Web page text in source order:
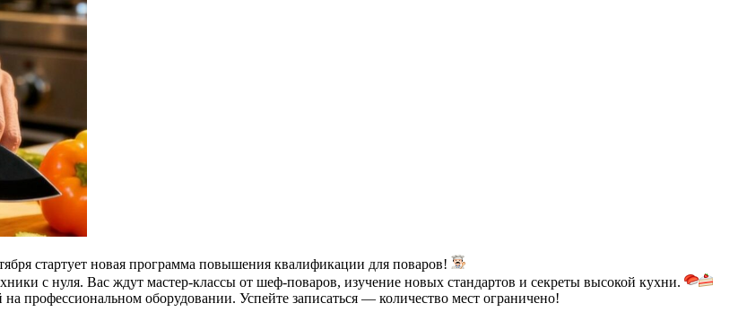
стартует новая программа повышения квалификации для поваров!
с нуля. Вас ждут мастер-классы от шеф-поваров, изучение новых стандартов и секреты высокой кухни.
профессиональном оборудовании. Успейте записаться — количество мест ограничено!